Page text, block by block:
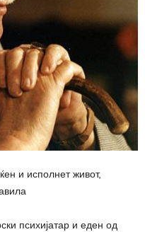
и исполнет живот,
психијатар и еден од